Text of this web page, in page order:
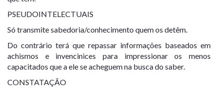
PSEUDOINTELECTUAIS
Só transmite sabedoria/conhecimento quem os detêm.
Do contrário terá que repassar informações baseados em
achismos e invencinices para impressionar os menos
capacitados que a ele se acheguem na busca do saber.
CONSTATAÇÃO